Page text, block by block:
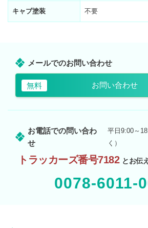
キャブ塗装 不要
メールでのお問い合わせ
無料 お問い合わせ
お電話での問い合わ
せ
平日9:00～
く）
トラッカーズ番号7182 とお伝
0078-6011-